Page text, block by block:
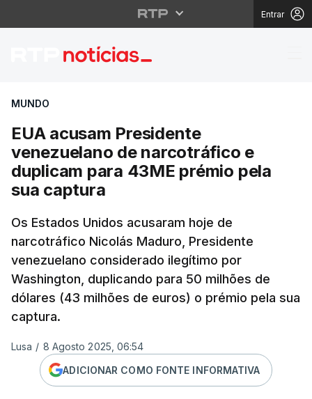
Entrar
EUA acusam
MUNDO
EUA acusam Presidente
venezuelano de narcotráfico e
duplicam para 43ME prémio pela
sua captura
Os Estados Unidos acusaram hoje de
narcotráfico Nicolás Maduro, Presidente
venezuelano considerado ilegítimo por
Washington, duplicando para 50 milhões de
dólares (43 milhões de euros) o prémio pela sua
captura.
Lusa / 8 Agosto 2025, 06:54
ADICIONAR COMO FONTE INFORMATIVA